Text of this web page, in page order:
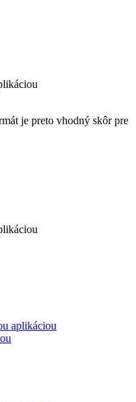
je preto vhodný skôr pre
aplikáciou